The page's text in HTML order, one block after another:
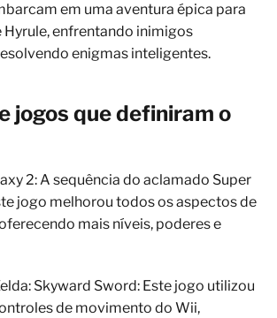
em uma aventura épica para
Hyrule, enfrentando inimigos
enigmas inteligentes.
jogos que definiram o
2: A sequência do aclamado Super
jogo melhorou todos os aspectos de
mais níveis, poderes e
Skyward Sword: Este jogo utilizou
de movimento do Wii,